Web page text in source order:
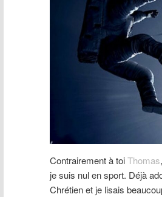
Contrairement à toiThomas
je suis nul en sport. Déjà
Chrétien et je lisais